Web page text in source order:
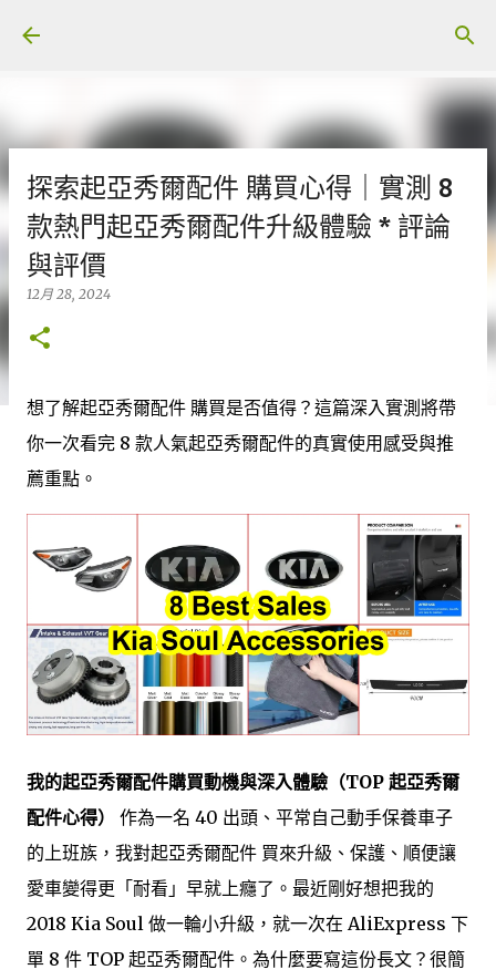
探索起亞秀爾配件 購買心得｜實測 8
款熱門起亞秀爾配件升級體驗 * 評論
與評價
12月 28, 2024
想了解起亞秀爾配件 購買是否值得？這篇深入實測將帶
你一次看完 8 款人氣起亞秀爾配件的真實使用感受與推
薦重點。
我的起亞秀爾配件購買動機與深入體驗（TOP 起亞秀爾
配件心得）
作為一名 40 出頭、平常自己動手保養車子
的上班族，我對起亞秀爾配件 買來升級、保護、順便讓
愛車變得更「耐看」早就上癮了。最近剛好想把我的
2018 Kia Soul 做一輪小升級，就一次在 AliExpress 下
單 8 件 TOP 起亞秀爾配件。為什麼要寫這份長文？很簡